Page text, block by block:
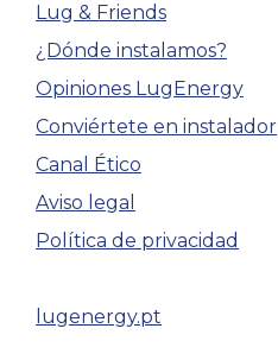
Lug & Friends
¿Dónde instalamos?
Opiniones LugEnergy
Conviértete en instalador
Canal Ético
Aviso legal
Política de privacidad
lugenergy.pt